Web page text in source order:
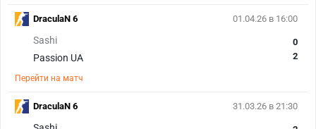
01.04.26 в 16:00
Sashi
Passion UA
0
2
Перейти на матч
DraculaN 6
31.03.26 в 21:30
DraculaN 6